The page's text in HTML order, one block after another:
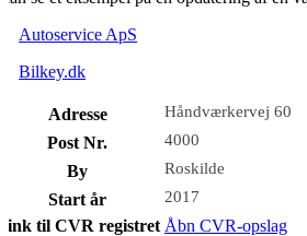
Autoservice ApS
Bilkey.dk
Adresse Håndværkervej 60
Post Nr. 4000
By Roskilde
Start år 2017
til CVR registret Åbn CVR-opslag